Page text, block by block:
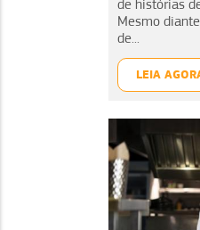
de histórias
Mesmo
de...
LEIA